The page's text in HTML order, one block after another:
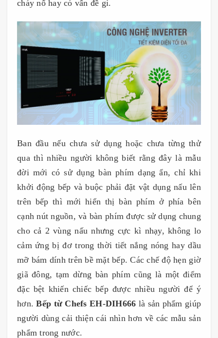
cháy nổ hay có vấn đề gì.
Ban đầu nếu chưa sử dụng hoặc chưa từng thử
qua thì nhiều người không biết rằng đây là mẫu
đời mới có sử dụng bàn phím dạng ẩn, chỉ khi
khởi động bếp và buộc phải đặt vật dụng nấu lên
trên bếp thì mới hiển thị bàn phím ở phía bên
cạnh nút nguồn, và bàn phím được sử dụng chung
cho cả 2 vùng nấu nhưng cực kì nhạy, không lo
cảm ứng bị đơ trong thời tiết nắng nóng hay dầu
mỡ bám dính trên bề mặt bếp. Các chế độ hẹn giờ
giã đông, tạm dừng bàn phím cũng là một điểm
đặc bệt khiến chiếc bếp được nhiều người để ý
hơn.Bếp từ Chefs EH-DIH666 là sản phẩm giúp
người dùng cải thiện cái nhìn hơn về các mẫu sản
phẩm trong nước.